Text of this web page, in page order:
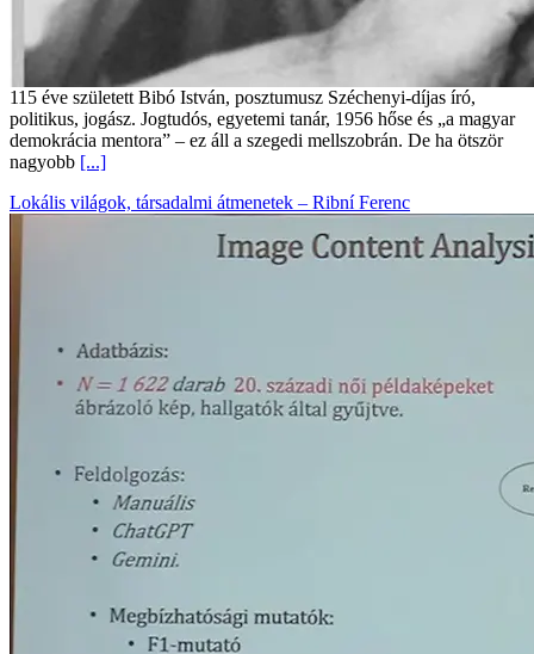
115 éve született Bibó István, posztumusz Széchenyi-díjas író,
politikus, jogász. Jogtudós, egyetemi tanár, 1956 hőse és „a magyar
demokrácia mentora” – ez áll a szegedi mellszobrán. De ha ötször
nagyobb [...]
Lokális világok, társadalmi átmenetek – Ribní Ferenc